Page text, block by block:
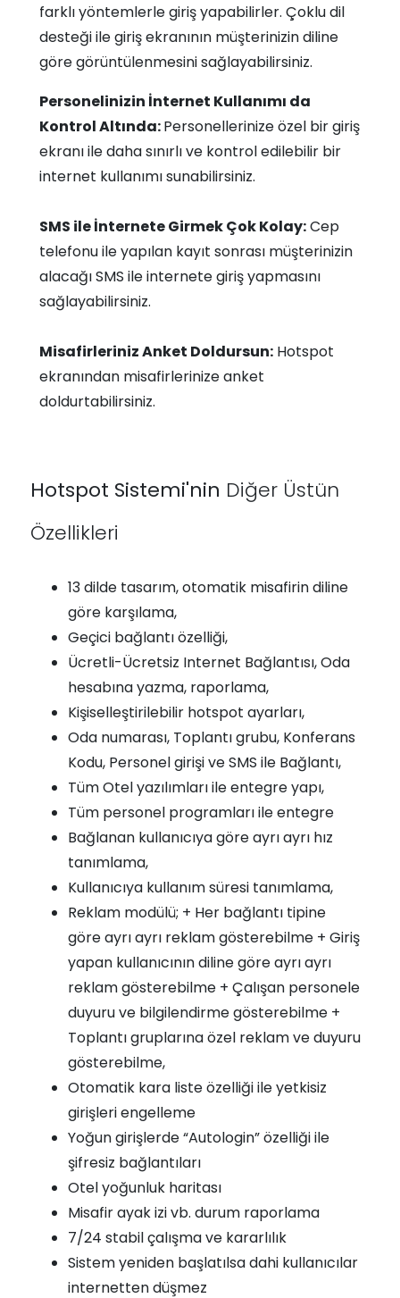
farklı yöntemlerle giriş yapabilirler. Çoklu dil
desteği ile giriş ekranının müşterinizin diline
göre görüntülenmesini sağlayabilirsiniz.
Personelinizin İnternet Kullanımı da
Kontrol Altında:Personellerinize özel bir giriş
ekranı ile daha sınırlı ve kontrol edilebilir bir
internet kullanımı sunabilirsiniz.
SMS ile İnternete Girmek Çok Kolay:Cep
telefonu ile yapılan kayıt sonrası müşterinizin
alacağı SMS ile internete giriş yapmasını
sağlayabilirsiniz.
Misafirleriniz Anket Doldursun: Hotspot
ekranından misafirlerinize anket
doldurtabilirsiniz.
Hotspot Sistemi'nin Diğer Üstün
Özellikleri
13 dilde tasarım, otomatik misafirin diline
göre karşılama,
Geçici bağlantı özelliği,
Ücretli-Ücretsiz Internet Bağlantısı, Oda
hesabına yazma, raporlama,
Kişiselleştirilebilir hotspot ayarları,
Oda numarası, Toplantı grubu, Konferans
Kodu, Personel girişi ve SMS ile Bağlantı,
Tüm Otel yazılımları ile entegre yapı,
Tüm personel programları ile entegre
Bağlanan kullanıcıya göre ayrı ayrı hız
tanımlama,
Kullanıcıya kullanım süresi tanımlama,
Reklam modülü; + Her bağlantı tipine
göre ayrı ayrı reklam gösterebilme + Giriş
yapan kullanıcının diline göre ayrı ayrı
reklam gösterebilme + Çalışan personele
duyuru ve bilgilendirme gösterebilme +
Toplantı gruplarına özel reklam ve duyuru
gösterebilme,
Otomatik kara liste özelliği ile yetkisiz
girişleri engelleme
Yoğun girişlerde “Autologin” özelliği ile
şifresiz bağlantıları
Otel yoğunluk haritası
Misafir ayak izi vb. durum raporlama
7/24 stabil çalışma ve kararlılık
Sistem yeniden başlatılsa dahi kullanıcılar
internetten düşmez